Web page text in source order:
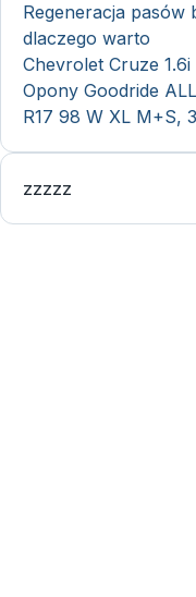
Regeneracja
dlaczego warto
Chevrolet Cruze
Opony Goodride
R17 98 W XL M+S,
zzzzz